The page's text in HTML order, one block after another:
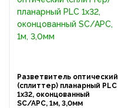
Разветвитель оптический
(сплиттер) планарный PLC
1х32, оконцованный
SC/APC, 1м, 3,0мм